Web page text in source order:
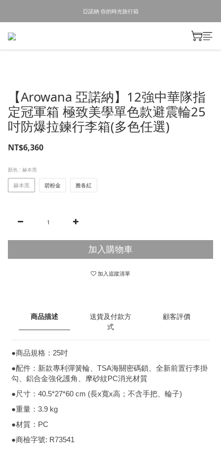
亞諾納 你的時光旅行箱
【Arowana 亞諾納】12強中華隊指
定冠軍箱 極致美學單色款避震輪25
吋防爆拉鍊行李箱(多色任選)
NT$6,360
顏色 : 赫本黑
赫本黑 碧粉金 雅各紅
加入購物車
加入追蹤清單
商品描述
送貨及付款方
式
顧客評價
●商品規格：25吋
●配件：新款專利彈簧輪、TSA海關密碼鎖、全新前置行李掛
勾、鋁合金強化護角、摩砂紋PC消光材質
●尺寸：40.5*27*60 cm (長x寬x高；不含手把、輪子)
●重量：3.9 kg
●材質：PC
●商檢字號: R73541